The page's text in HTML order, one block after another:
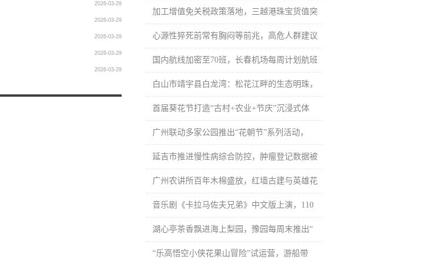
2026-03-29
2026-03-29
2026-03-29
2026-03-29
2026-03-29
加工增值免关税政策落地，三越港珠宝货值突
心源性猝死前常有胸闷等前兆，高危人群建议
国内航线加密至70班，长春机场每周计划航班
白山市靖宇县白龙湾：松花江畔的生态明珠，
首届葵花节打造“古村+农业+节庆”沉浸式体
广州联动多家公园推出“花朝节”系列活动，
延吉市推进慢性病综合防控，肿瘤登记数据被
广州农讲所百年木棉盛放，红墙古建与英雄花
音乐剧《卡拉马佐夫兄弟》中文版上演，110
湖心亭茶香飘进海上梨园，豫园每周末推出“
“乐高悟空小侠花果山冒险”试运营，游船带